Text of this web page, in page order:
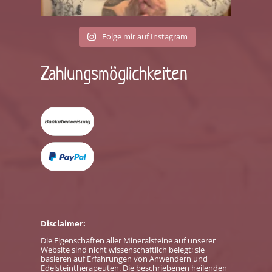
Folge mir auf Instagram
Zahlungs­möglichkeiten
Disclaimer:
Die Eigenschaften aller Mineralsteine auf unserer
Website sind nicht wissenschaftlich belegt; sie
basieren auf Erfahrungen von Anwendern und
Edelsteintherapeuten. Die beschriebenen heilenden